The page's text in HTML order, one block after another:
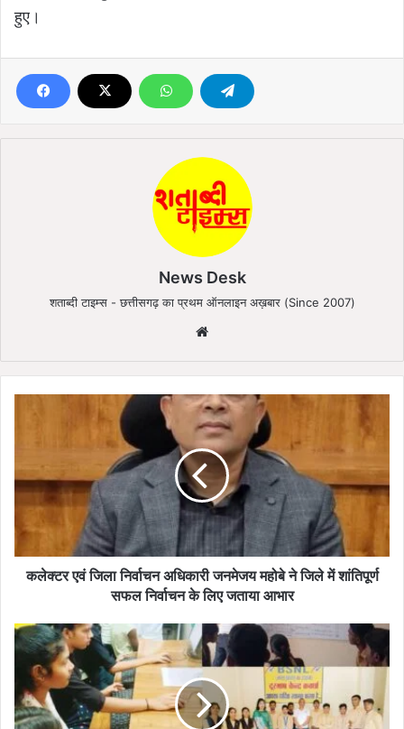
हुए।
News Desk
शताब्दी टाइम्स - छत्तीसगढ़ का प्रथम ऑनलाइन अख़बार (Since 2007)
te
ए
ला
नि
अ
धि
ज
न
कलेक्टर एवं जिला निर्वाचन अधिकारी जनमेजय महोबे ने जिले में शांतिपूर्ण
सफल निर्वाचन के लिए जताया आभार
स्वा
मी
पा